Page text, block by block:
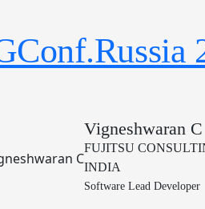
Vigneshwaran C
FUJITSU
INDIA
Software Lead Developer